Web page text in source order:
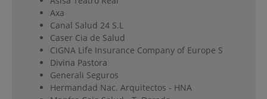
Axa
Canal Salud 24 S.L
Caser Cia de Salud
CIGNA Life Insurance Company of Europe S
Divina Pastora
Generali Seguros
Hermandad Nac. Arquitectos - HNA